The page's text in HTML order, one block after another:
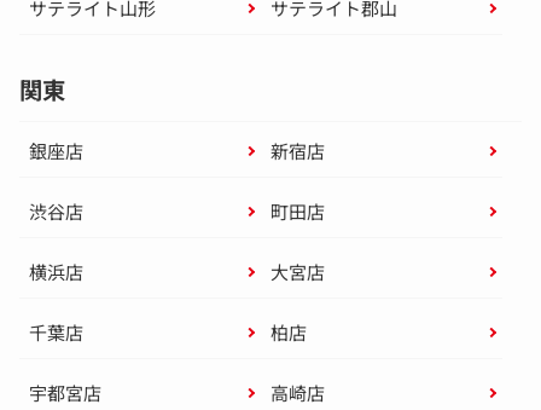
サテライト山形 サテライト郡山
関東
銀座店 新宿店
渋谷店 町田店
横浜店 大宮店
千葉店 柏店
宇都宮店 高崎店